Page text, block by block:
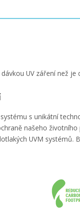
UV záření než je
s unikátní
našeho
UVM systémů.